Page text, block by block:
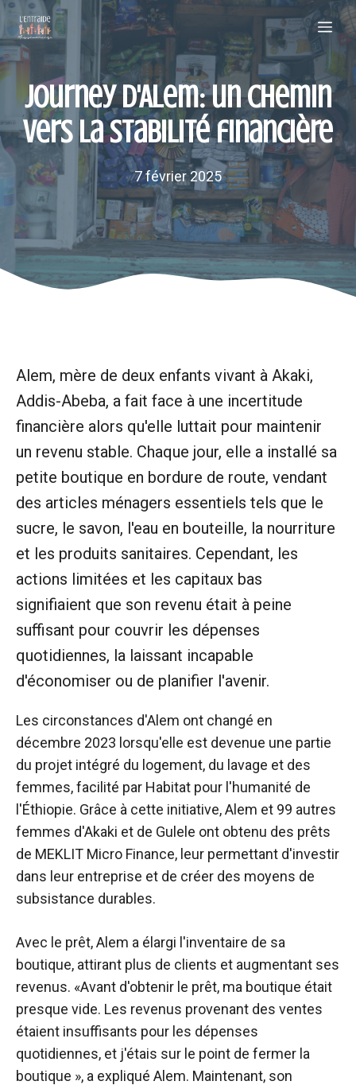
Aller
contenu
Journey d'Alem: un chemin
vers la stabilité financière
7 février 2025
Alem, mère de deux enfants vivant à Akaki,
Addis-Abeba, a fait face à une incertitude
financière alors qu'elle luttait pour maintenir
un revenu stable. Chaque jour, elle a installé sa
petite boutique en bordure de route, vendant
des articles ménagers essentiels tels que le
sucre, le savon, l'eau en bouteille, la nourriture
et les produits sanitaires. Cependant, les
actions limitées et les capitaux bas
signifiaient que son revenu était à peine
suffisant pour couvrir les dépenses
quotidiennes, la laissant incapable
d'économiser ou de planifier l'avenir.
Les circonstances d'Alem ont changé en
décembre 2023 lorsqu'elle est devenue une partie
du projet intégré du logement, du lavage et des
femmes, facilité par Habitat pour l'humanité de
l'Éthiopie. Grâce à cette initiative, Alem et 99 autres
femmes d'Akaki et de Gulele ont obtenu des prêts
de MEKLIT Micro Finance, leur permettant d'investir
dans leur entreprise et de créer des moyens de
subsistance durables.
Avec le prêt, Alem a élargi l'inventaire de sa
boutique, attirant plus de clients et augmentant ses
revenus. «Avant d'obtenir le prêt, ma boutique était
presque vide. Les revenus provenant des ventes
étaient insuffisants pour les dépenses
quotidiennes, et j'étais sur le point de fermer la
boutique », a expliqué Alem. Maintenant, son